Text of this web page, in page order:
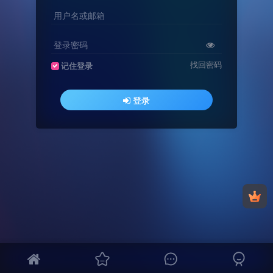
用户名或邮箱
登录密码
记住登录 找回密码
登录